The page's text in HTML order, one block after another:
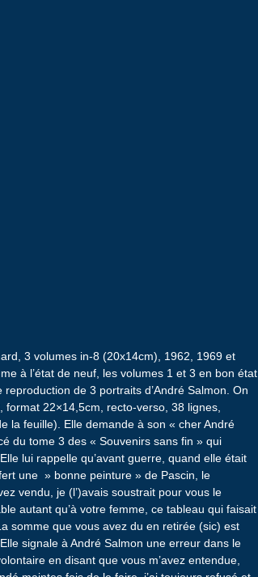
3 volumes in-8 (20x14cm), 1962, 1969 et
à l’état de neuf, les volumes 1 et 3 en bon état
de 3 portraits d’André Salmon. On
22×14,5cm, recto-verso, 38 lignes,
la feuille). Elle demande à son « cher André
du tome 3 des « Souvenirs sans fin » qui
lui rappelle qu’avant guerre, quand elle était
une » bonne peinture » de Pascin, le
vendu, je (l’)avais soustrait pour vous le
autant qu’à votre femme, ce tableau qui faisait
somme que vous avez du en retirée (sic) est
signale à André Salmon une erreur dans le
en disant que vous m’avez entendue,